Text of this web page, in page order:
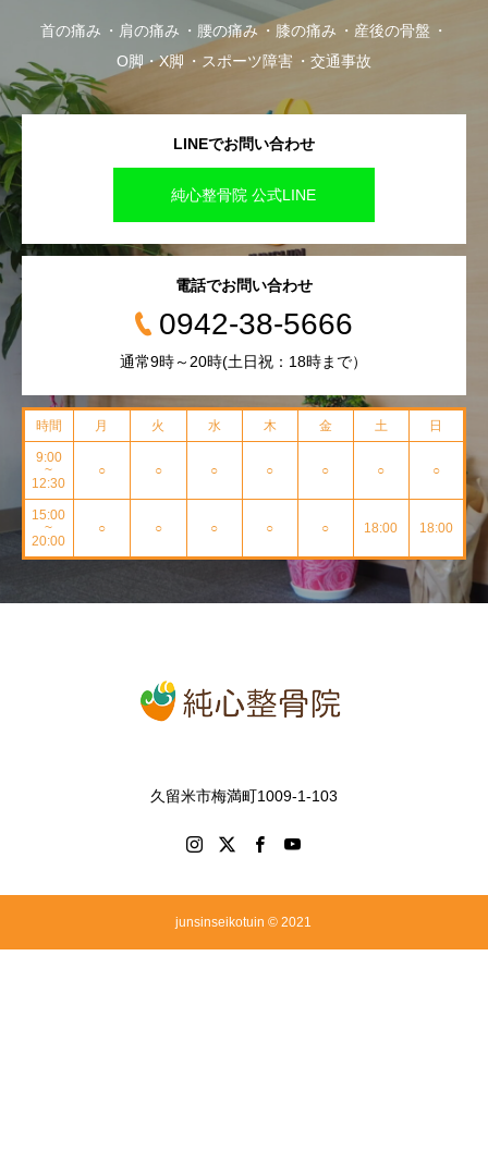
首の痛み 肩の痛み 腰の痛み 膝の痛み
産後の骨盤
O脚・X脚
スポーツ障害 交通事故
LINEでお問い合わせ
純心整骨院 公式LINE
電話でお問い合わせ
0942-38-5666
通常9時～20時(土日祝：18時まで）
時間 月 火 水 木 金 土 日
9:00
~
12:30
○ ○ ○ ○ ○ ○ ○
15:00
~
20:00
○ ○ ○ ○ ○ 18:00 18:00
久留米市梅満町1009-1-103
junsinseikotuin © 2021